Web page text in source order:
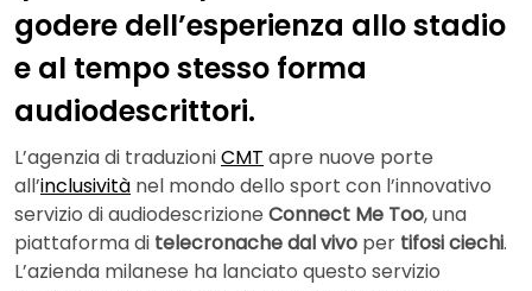
godere dell’esperienza allo stadio
e al tempo stesso forma
audiodescrittori.
L’agenzia di traduzioniCMT apre nuove porte
all’inclusività nel mondo dello sport con l’innovativo
servizio di audiodescrizione Connect Me Too, una
piattaforma di telecronache dal vivo per tifosi ciechi.
L’azienda milanese ha lanciato questo servizio